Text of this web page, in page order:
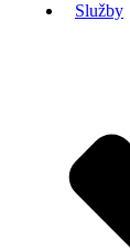
Služby